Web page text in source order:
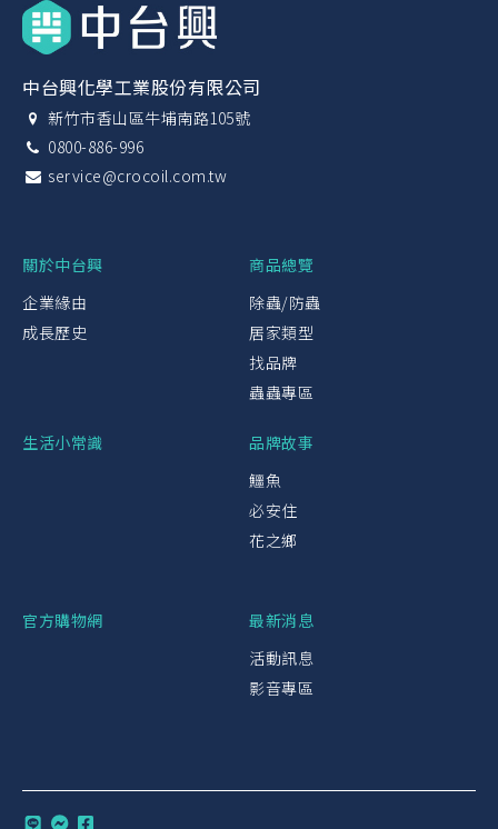
中台興化學工業股份有限公司
新竹市香山區牛埔南路105號
0800-886-996
service@crocoil.com.tw
關於中台興
企業緣由
成長歷史
商品總覽
除蟲/防蟲
居家類型
找品牌
蟲蟲專區
生活小常識
品牌故事
鱷魚
必安住
花之鄉
官方購物網
最新消息
活動訊息
影音專區